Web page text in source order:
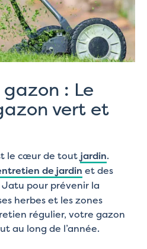
: Le
vert et
le cœur de tout jardin.
de jardin et des
pour prévenir la
herbes et les zones
régulier, votre gazon
au long de l’année.